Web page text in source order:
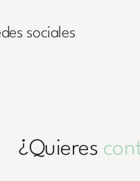
sociales
¿Quieres